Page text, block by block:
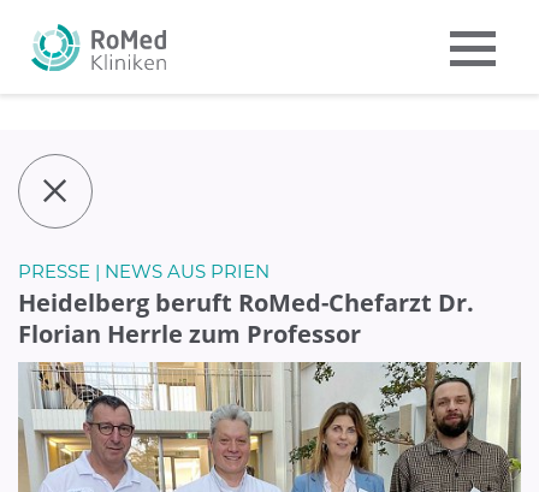
PRESSE | NEWS AUS PRIEN
Heidelberg beruft RoMed-Chefarzt Dr.
Florian Herrle zum Professor